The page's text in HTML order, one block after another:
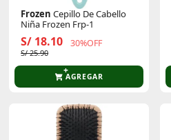
Frozen Cepillo De Cabello
Niña Frozen Frp-1
S/ 18.10 30%OFF
S/ 25.90
AGREGAR